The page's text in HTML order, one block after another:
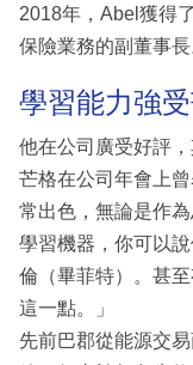
2018年，Abel獲得
保險業務的副董事長
學習能力強
他在公司廣受好評，
芒格在公司年會上
常出色，無論是作
學習機器，你可以
倫（畢菲特）。甚
這一點。」
先前巴郡從能源交